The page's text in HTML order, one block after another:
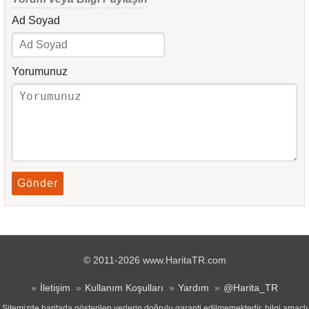
Ad Soyad
Yorumunuz
Gönder
© 2011-2026 www.HaritaTR.com
İletişim Kullanım Koşulları Yardım @Harita_TR